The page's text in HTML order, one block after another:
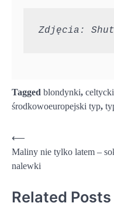
Zdjęcia:
Tagged blondynki,
środkowoeuropejski typ,
Nawigacja
wpisu
⟵
Maliny nie tylko latem –
nalewki
Related Posts